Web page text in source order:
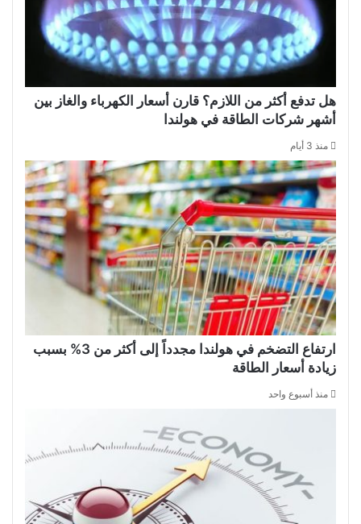
هل تدفع أكثر من اللازم؟ قارن أسعار الكهرباء والغاز بين
أشهر شركات الطاقة في هولندا
منذ 3 أيام
ارتفاع التضخم في هولندا مجدداً إلى أكثر من 3% بسبب
زيادة أسعار الطاقة
منذ أسبوع واحد